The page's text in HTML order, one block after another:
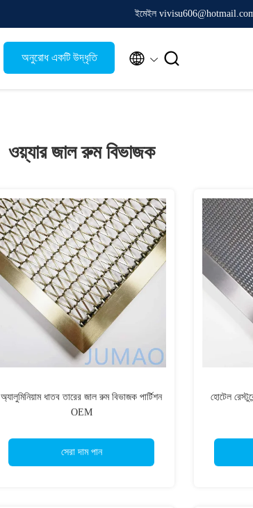
ইমেইল
অনুরোধ একটি উদ্ধৃতি  
ওয়্যার জাল রুম বিভাজক
অ্যালুমিনিয়াম ধাতব তারের জাল রুম বিভাজক পার্টিশন
OEM
সেরা দাম পান
হোটেল